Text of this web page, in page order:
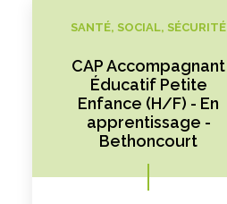
SANTÉ, SOCIAL, SÉCURITÉ
CAP Accompagnant
Éducatif Petite
Enfance (H/F) - En
apprentissage -
Bethoncourt